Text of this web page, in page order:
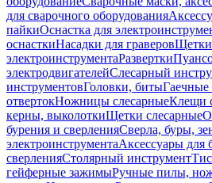
для сварочного оборудования
пайкиОснастка для
оснасткиНасадки для граверовЩетки
электроинструментаРазвертки
электродвигателейСлесарный
инструментовГоловки, биты
отвертокНожницы слесарныеКлещи
керны, выколоткиЩетки слесарные
бурения и сверленияСверла, буры,
электроинструментаАксессуары для
сверленияСтолярный инструмент
гейферные зажимыРучные пилы,